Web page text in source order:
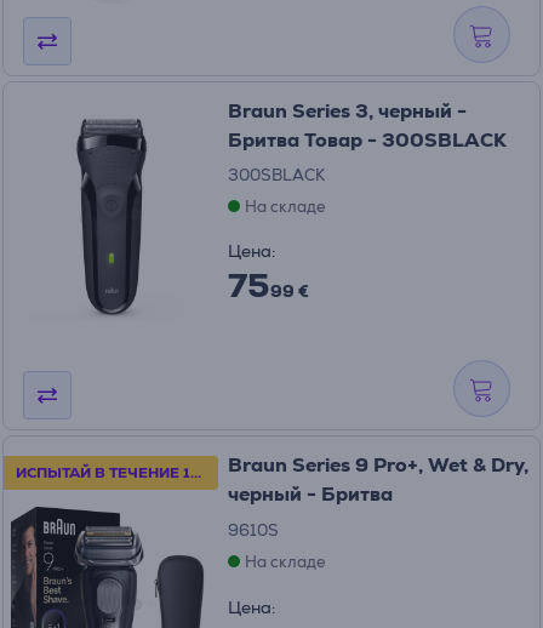
Braun Series 3, черный -
Бритва Товар - 300SBLACK
300SBLACK
На складе
Цена:
7599 €
ИСПЫТАЙ В ТЕЧЕНИЕ 100 ДНЕЙ
Braun Series 9 Pro+, Wet & Dry,
черный - Бритва
9610S
На складе
Цена: